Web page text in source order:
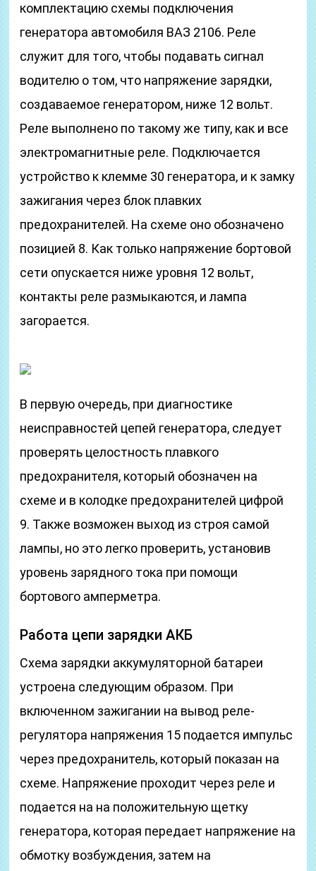
комплектацию схемы подключения
генератора автомобиля ВАЗ 2106. Реле
служит для того, чтобы подавать сигнал
водителю о том, что напряжение зарядки,
создаваемое генератором, ниже 12 вольт.
Реле выполнено по такому же типу, как и все
электромагнитные реле. Подключается
устройство к клемме 30 генератора, и к замку
зажигания через блок плавких
предохранителей. На схеме оно обозначено
позицией 8. Как только напряжение бортовой
сети опускается ниже уровня 12 вольт,
контакты реле размыкаются, и лампа
загорается.
В первую очередь, при диагностике
неисправностей цепей генератора, следует
проверять целостность плавкого
предохранителя, который обозначен на
схеме и в колодке предохранителей цифрой
9. Также возможен выход из строя самой
лампы, но это легко проверить, установив
уровень зарядного тока при помощи
бортового амперметра.
Работа цепи зарядки АКБ
Схема зарядки аккумуляторной батареи
устроена следующим образом. При
включенном зажигании на вывод реле-
регулятора напряжения 15 подается импульс
через предохранитель, который показан на
схеме. Напряжение проходит через реле и
подается на на положительную щетку
генератора, которая передает напряжение на
обмотку возбуждения, затем на